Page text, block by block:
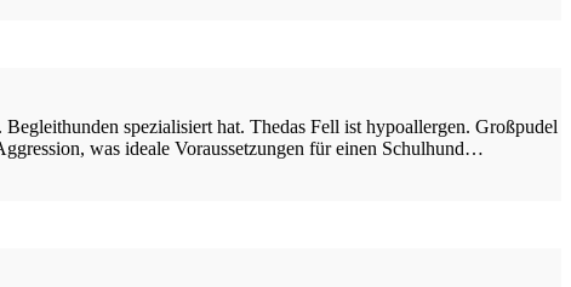
spezialisiert hat. Thedas Fell ist hypoallergen. Großpudel
was ideale Voraussetzungen für einen Schulhund…